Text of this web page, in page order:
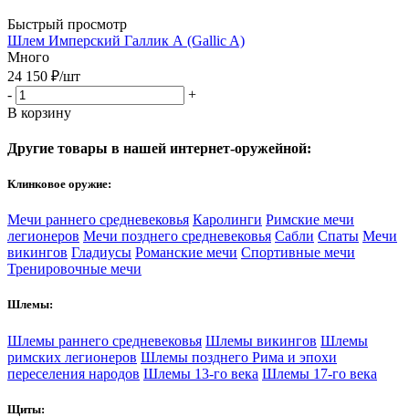
Быстрый просмотр
Шлем Имперский Галлик А (Gallic A)
Много
24 150 ₽/шт
-
+
В корзину
Другие товары в нашей интернет-оружейной:
Клинковое оружие:
Мечи раннего средневековья Каролинги Римские мечи
легионеров Мечи позднего средневековья Сабли Спаты Мечи
викингов Гладиусы Романские мечи Спортивные мечи
Тренировочные мечи
Шлемы:
Шлемы раннего средневековья Шлемы викингов Шлемы
римских легионеров Шлемы позднего Рима и эпохи
переселения народов Шлемы 13-го века Шлемы 17-го века
Щиты: